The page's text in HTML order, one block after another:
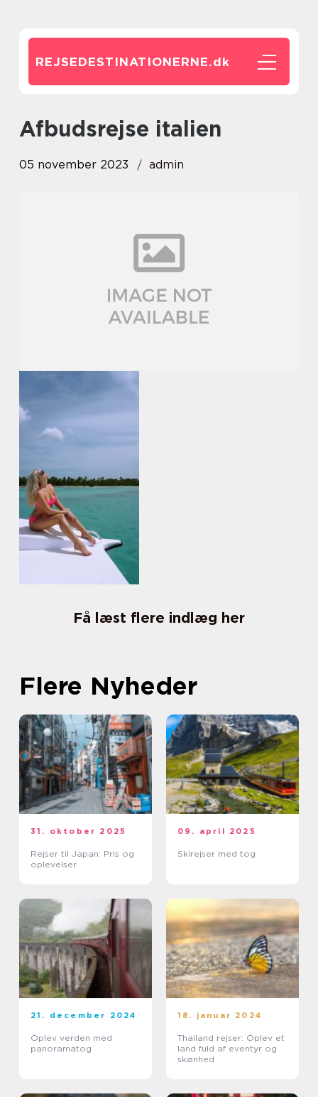
REJSEDESTINATIONERNE.dk
afbudsrejse italien
05 november 2023 admin
Få læst flere indlæg her
Flere Nyheder
31. oktober 2025
Rejser til Japan: Pris og
oplevelser
09. april 2025
Skirejser med tog
21. december 2024
Oplev verden med
panoramatog
18. januar 2024
Thailand rejser: Oplev et
land fuld af eventyr og
skønhed